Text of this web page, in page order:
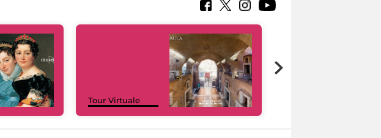
Tour Virtuale